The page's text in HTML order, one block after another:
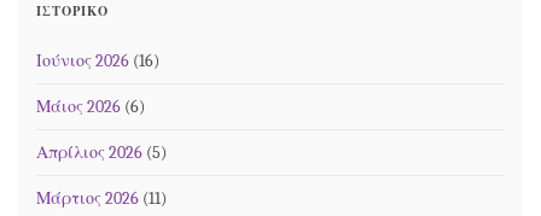
ΙΣΤΟΡΙΚΌ
Ιούνιος 2026 (16)
Μάιος 2026 (6)
Απρίλιος 2026 (5)
Μάρτιος 2026 (11)